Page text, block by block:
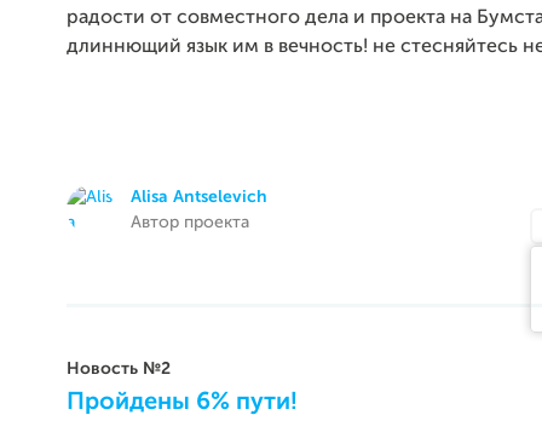
радости от совместного дела и проекта на
длиннющий язык им в вечность! не стесняйтесь
Alisa Antselevich
Автор проекта
Новость №2
Пройдены 6% пути!